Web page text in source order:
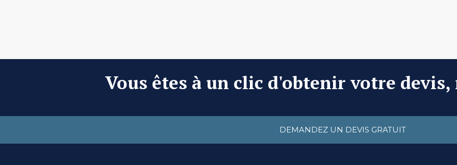
Vous êtes à un clic d'obtenir votre devis,
DEMANDEZ UN DEVIS GRATUIT